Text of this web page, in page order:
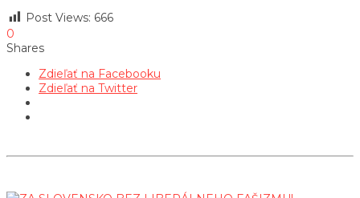
Post Views: 666
0
Shares
Zdieľať na Facebooku
Zdieľať na Twitter